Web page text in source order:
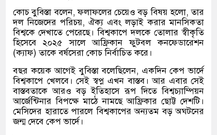
কোচ বুবিস্তা বলেন, ফলাফলের চেয়েও বড় বিষয় হলো, তার
দল নিজেদের পরিচয়, ঐক্য এবং লড়াই করার মানসিকতা
বিশ্বকে দেখাতে পেরেছে। বিশ্বকাপে দলকে তোলার স্বীকৃতি
হিসেবে ২০২৫ সালে আফ্রিকান ফুটবল কনফেডারেশন
(ক্যাফ) তাকে বর্ষসেরা কোচ নির্বাচিত করে।
বছর কয়েক আগেই বুবিস্তা বলেছিলেন, একদিন কেপ ভার্দে
বিশ্বকাপে খেলবে। সেই স্বপ্ন এখন বাস্তব। আর এবার সেই
বাস্তবতাকে আরও বড় ইতিহাসে রূপ দিতে বিশ্বচ্যাম্পিয়ন
আর্জেন্টিনার বিপক্ষে মাঠে নামছে আফ্রিকার ছোট্ট দেশটি।
মেসিদের হারাতে পারলে বিশ্বকাপের অন্যতম বড় অঘটনের
জন্ম দেবে কেপ ভার্দে।